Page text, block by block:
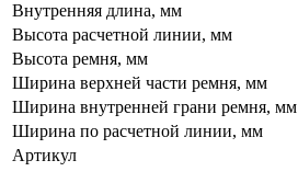
Внутренняя длина, мм
Высота расчетной линии, мм
Высота ремня, мм
Ширина верхней части ремня, мм
Ширина внутренней грани ремня, мм
Ширина по расчетной линии, мм
Артикул